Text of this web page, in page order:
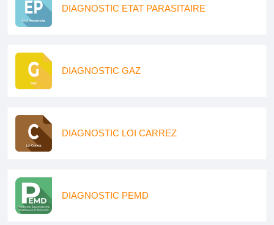
DIAGNOSTIC ETAT PARASITAIRE
DIAGNOSTIC GAZ
DIAGNOSTIC LOI CARREZ
DIAGNOSTIC PEMD